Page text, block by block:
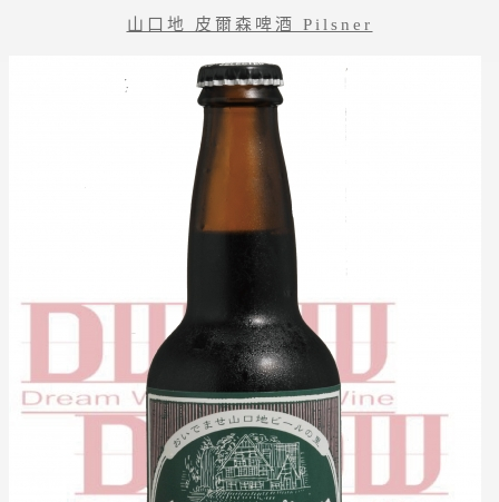
山口地 皮爾森啤酒 Pilsner